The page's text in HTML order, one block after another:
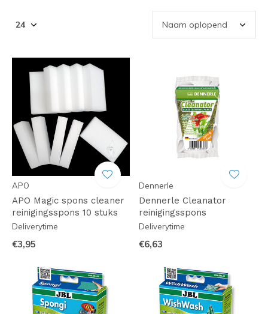
APO
APO Magic spons cleaner
reinigingsspons 10 stuks
Deliverytime
€3,95
Dennerle
Dennerle Cleanator
reinigingsspons
Deliverytime
€6,63